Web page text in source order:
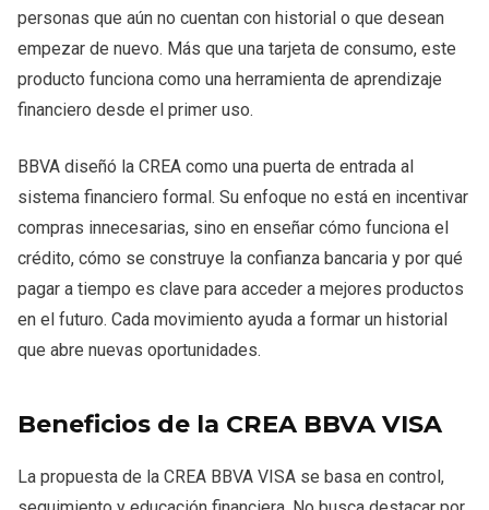
personas que aún no cuentan con historial o que desean
empezar de nuevo. Más que una tarjeta de consumo, este
producto funciona como una herramienta de aprendizaje
financiero desde el primer uso.
BBVA diseñó la CREA como una puerta de entrada al
sistema financiero formal. Su enfoque no está en incentivar
compras innecesarias, sino en enseñar cómo funciona el
crédito, cómo se construye la confianza bancaria y por qué
pagar a tiempo es clave para acceder a mejores productos
en el futuro. Cada movimiento ayuda a formar un historial
que abre nuevas oportunidades.
Beneficios de la CREA BBVA VISA
La propuesta de la CREA BBVA VISA se basa en control,